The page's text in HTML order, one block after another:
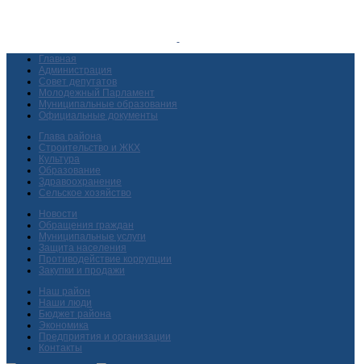
Главная
Администрация
Совет депутатов
Молодежный Парламент
Муниципальные образования
Официальные документы
Глава района
Строительство и ЖКХ
Культура
Образование
Здравоохранение
Сельское хозяйство
Новости
Обращения граждан
Муниципальные услуги
Защита населения
Противодействие коррупции
Закупки и продажи
Наш район
Наши люди
Бюджет района
Экономика
Предприятия и организации
Контакты